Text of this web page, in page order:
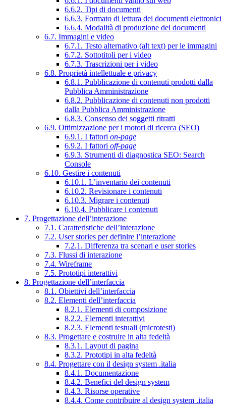
6.6.2. Tipi di documenti
6.6.3. Formato di lettura dei documenti elettronici
6.6.4. Modalità di produzione dei documenti
6.7. Immagini e video
6.7.1. Testo alternativo (alt text) per le immagini
6.7.2. Sottotitoli per i video
6.7.3. Trascrizioni per i video
6.8. Proprietà intellettuale e privacy
6.8.1. Pubblicazione di contenuti prodotti dalla
Pubblica Amministrazione
6.8.2. Pubblicazione di contenuti non prodotti
dalla Pubblica Amministrazione
6.8.3. Consenso dei soggetti ritratti
6.9. Ottimizzazione per i motori di ricerca (SEO)
6.9.1. I fattori on-page
6.9.2. I fattori off-page
6.9.3. Strumenti di diagnostica SEO: Search
Console
6.10. Gestire i contenuti
6.10.1. L’inventario dei contenuti
6.10.2. Revisionare i contenuti
6.10.3. Migrare i contenuti
6.10.4. Pubblicare i contenuti
7. Progettazione dell’interazione
7.1. Caratteristiche dell’interazione
7.2. User stories per definire l’interazione
7.2.1. Differenza tra scenari e user stories
7.3. Flussi di interazione
7.4. Wireframe
7.5. Prototipi interattivi
8. Progettazione dell’interfaccia
8.1. Obiettivi dell’interfaccia
8.2. Elementi dell’interfaccia
8.2.1. Elementi di composizione
8.2.2. Elementi interattivi
8.2.3. Elementi testuali (microtesti)
8.3. Progettare e costruire in alta fedeltà
8.3.1. Layout di pagina
8.3.2. Prototipi in alta fedeltà
8.4. Progettare con il design system .italia
8.4.1. Documentazione
8.4.2. Benefici del design system
8.4.3. Risorse operative
8.4.4. Come contribuire al design system .italia